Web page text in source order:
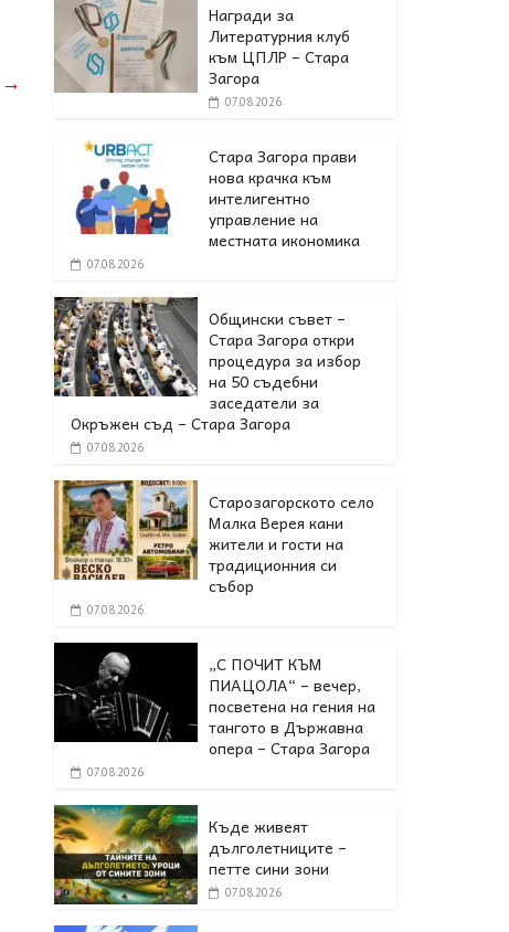
→
Награди за
Литературния клуб
към ЦПЛР – Стара
Загора
07.08.2026
Стара Загора прави
нова крачка към
интелигентно
управление на
местната икономика
07.08.2026
Общински съвет –
Стара Загора откри
процедура за избор
на 50 съдебни
заседатели за
Окръжен съд – Стара Загора
07.08.2026
Старозагорското село
Малка Верея кани
жители и гости на
традиционния си
събор
07.08.2026
„С ПОЧИТ КЪМ
ПИАЦОЛА“ – вечер,
посветена на гения на
тангото в Държавна
опера – Стара Загора
07.08.2026
Къде живеят
дълголетниците –
петте сини зони
07.08.2026